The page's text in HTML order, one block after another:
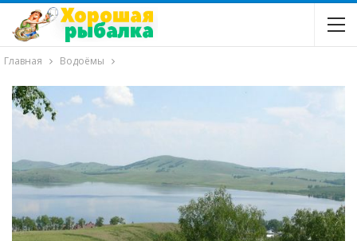
Главная Водоёмы